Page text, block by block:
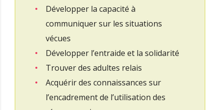
Développer la capacité à
communiquer sur les situations
vécues
Développer l’entraide et la solidarité
Trouver des adultes relais
Acquérir des connaissances sur
l’encadrement de l’utilisation des